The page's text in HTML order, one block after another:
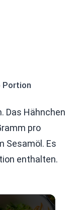
Portion
Das Hähnchen
pro
Sesamöl. Es
enthalten.